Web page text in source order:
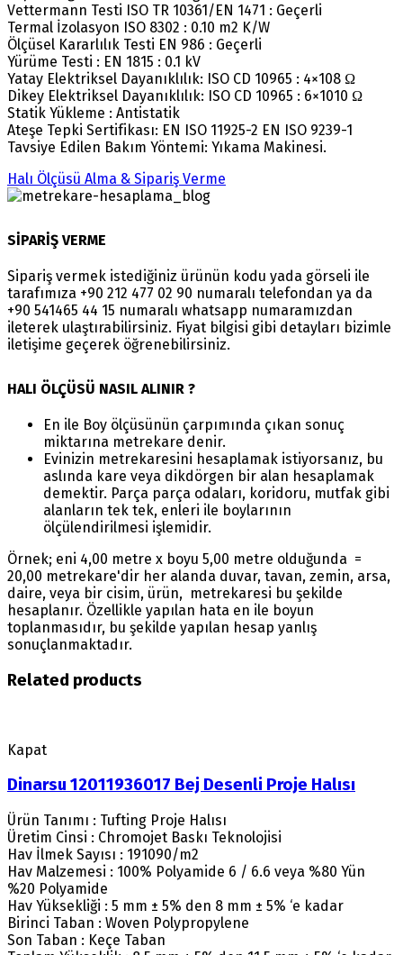
Vettermann Testi ISO TR 10361/EN 1471 : Geçerli
Termal İzolasyon ISO 8302 : 0.10 m2 K/W
Ölçüsel Kararlılık Testi EN 986 : Geçerli
Yürüme Testi : EN 1815 : 0.1 kV
Yatay Elektriksel Dayanıklılık: ISO CD 10965 : 4×108 Ω
Dikey Elektriksel Dayanıklılık: ISO CD 10965 : 6×1010 Ω
Statik Yükleme : Antistatik
Ateşe Tepki Sertifikası: EN ISO 11925-2 EN ISO 9239-1
Tavsiye Edilen Bakım Yöntemi: Yıkama Makinesi.
Halı Ölçüsü Alma & Sipariş Verme
SİPARİŞ VERME
Sipariş vermek istediğiniz ürünün kodu yada görseli ile
tarafımıza +90 212 477 02 90 numaralı telefondan ya da
+90 541465 44 15 numaralı whatsapp numaramızdan
ileterek ulaştırabilirsiniz. Fiyat bilgisi gibi detayları bizimle
iletişime geçerek öğrenebilirsiniz.
HALI ÖLÇÜSÜ NASIL ALINIR ?
En ile Boy ölçüsünün çarpımında çıkan sonuç
miktarına metrekare denir.
Evinizin metrekaresini hesaplamak istiyorsanız, bu
aslında kare veya dikdörgen bir alan hesaplamak
demektir. Parça parça odaları, koridoru, mutfak gibi
alanların tek tek, enleri ile boylarının
ölçülendirilmesi işlemidir.
Örnek; eni 4,00 metre x boyu 5,00 metre olduğunda =
20,00 metrekare'dir her alanda duvar, tavan, zemin, arsa,
daire, veya bir cisim, ürün, metrekaresi bu şekilde
hesaplanır. Özellikle yapılan hata en ile boyun
toplanmasıdır, bu şekilde yapılan hesap yanlış
sonuçlanmaktadır.
Related products
Kapat
Dinarsu 12011936017 Bej Desenli Proje Halısı
Ürün Tanımı : Tufting Proje Halısı
Üretim Cinsi : Chromojet Baskı Teknolojisi
Hav İlmek Sayısı : 191090/m2
Hav Malzemesi : 100% Polyamide 6 / 6.6 veya %80 Yün
%20 Polyamide
Hav Yüksekliği : 5 mm ± 5% den 8 mm ± 5% ‘e kadar
Birinci Taban : Woven Polypropylene
Son Taban : Keçe Taban